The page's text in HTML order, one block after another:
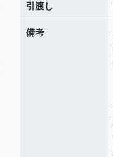
引渡し
備考